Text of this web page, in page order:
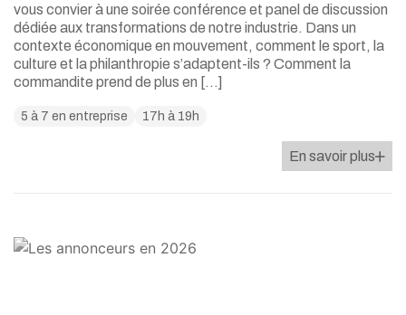
vous convier à une soirée conférence et panel de discussion
dédiée aux transformations de notre industrie. Dans un
contexte économique en mouvement, comment le sport, la
culture et la philanthropie s’adaptent-ils ? Comment la
commandite prend de plus en […]
5 à 7 en entreprise 17h à 19h
En savoir plus